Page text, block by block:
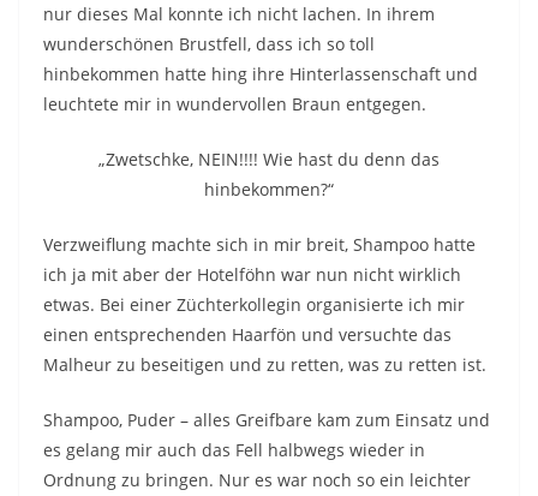
nur dieses Mal konnte ich nicht lachen. In ihrem
wunderschönen Brustfell, dass ich so toll
hinbekommen hatte hing ihre Hinterlassenschaft und
leuchtete mir in wundervollen Braun entgegen.
„Zwetschke, NEIN!!!! Wie hast du denn das
hinbekommen?“
Verzweiflung machte sich in mir breit, Shampoo hatte
ich ja mit aber der Hotelföhn war nun nicht wirklich
etwas. Bei einer Züchterkollegin organisierte ich mir
einen entsprechenden Haarfön und versuchte das
Malheur zu beseitigen und zu retten, was zu retten ist.
Shampoo, Puder – alles Greifbare kam zum Einsatz und
es gelang mir auch das Fell halbwegs wieder in
Ordnung zu bringen. Nur es war noch so ein leichter